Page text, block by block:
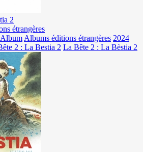
2
étrangères
Album Albums éditions étrangères 2024
2 : La Bestia 2 La Bête 2 : La Bèstia 2